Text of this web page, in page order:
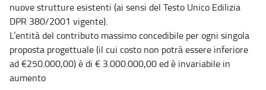
nuove strutture esistenti (ai sensi del Testo Unico Edilizia
DPR 380/2001 vigente).
L’entità del contributo massimo concedibile per ogni singola
proposta progettuale (il cui costo non potrà essere inferiore
ad €250.000,00) è di € 3.000.000,00 ed è invariabile in
aumento